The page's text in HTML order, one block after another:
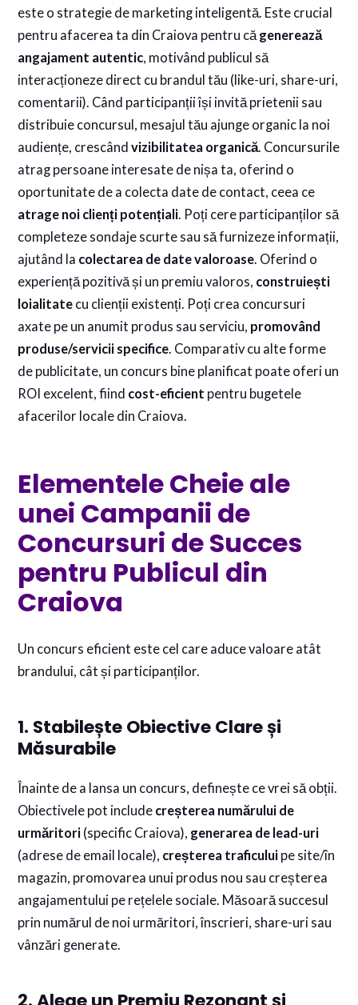
este o strategie de marketing inteligentă. Este crucial
pentru afacerea ta din Craiova pentru căgenerează
angajament autentic, motivând publicul să
interacționeze direct cu brandul tău (like-uri, share-uri,
comentarii). Când participanții își invită prietenii sau
distribuie concursul, mesajul tău ajunge organic la noi
audiențe, crescândvizibilitatea organică. Concursurile
atrag persoane interesate de nișa ta, oferind o
oportunitate de a colecta date de contact, ceea ce
atrage noi clienți potențiali. Poți cere participanților să
completeze sondaje scurte sau să furnizeze informații,
ajutând la colectarea de date valoroase. Oferind o
experiență pozitivă și un premiu valoros, construiești
loialitate cu clienții existenți. Poți crea concursuri
axate pe un anumit produs sau serviciu, promovând
produse/servicii specifice. Comparativ cu alte forme
de publicitate, un concurs bine planificat poate oferi un
ROI excelent, fiind cost-eficient pentru bugetele
afacerilor locale din Craiova.
Elementele Cheie ale
unei Campanii de
Concursuri de Succes
pentru Publicul din
Craiova
Un concurs eficient este cel care aduce valoare atât
brandului, cât și participanților.
1. Stabilește Obiective Clare și
Măsurabile
Înainte de a lansa un concurs, definește ce vrei să obții.
Obiectivele pot include creșterea numărului de
urmăritori (specific Craiova), generarea de lead-uri
(adrese de email locale), creșterea traficului pe site/în
magazin, promovarea unui produs nou sau creșterea
angajamentului pe rețelele sociale. Măsoară succesul
prin numărul de noi urmăritori, înscrieri, share-uri sau
vânzări generate.